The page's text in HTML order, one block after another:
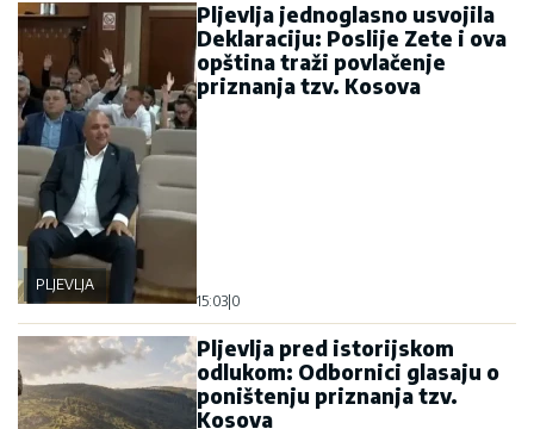
PLJEVLJA
Pljevlja jednoglasno usvojila
Deklaraciju: Poslije Zete i ova
opština traži povlačenje
priznanja tzv. Kosova
15:03 0
Pljevlja pred istorijskom
odlukom: Odbornici glasaju o
poništenju priznanja tzv.
Kosova